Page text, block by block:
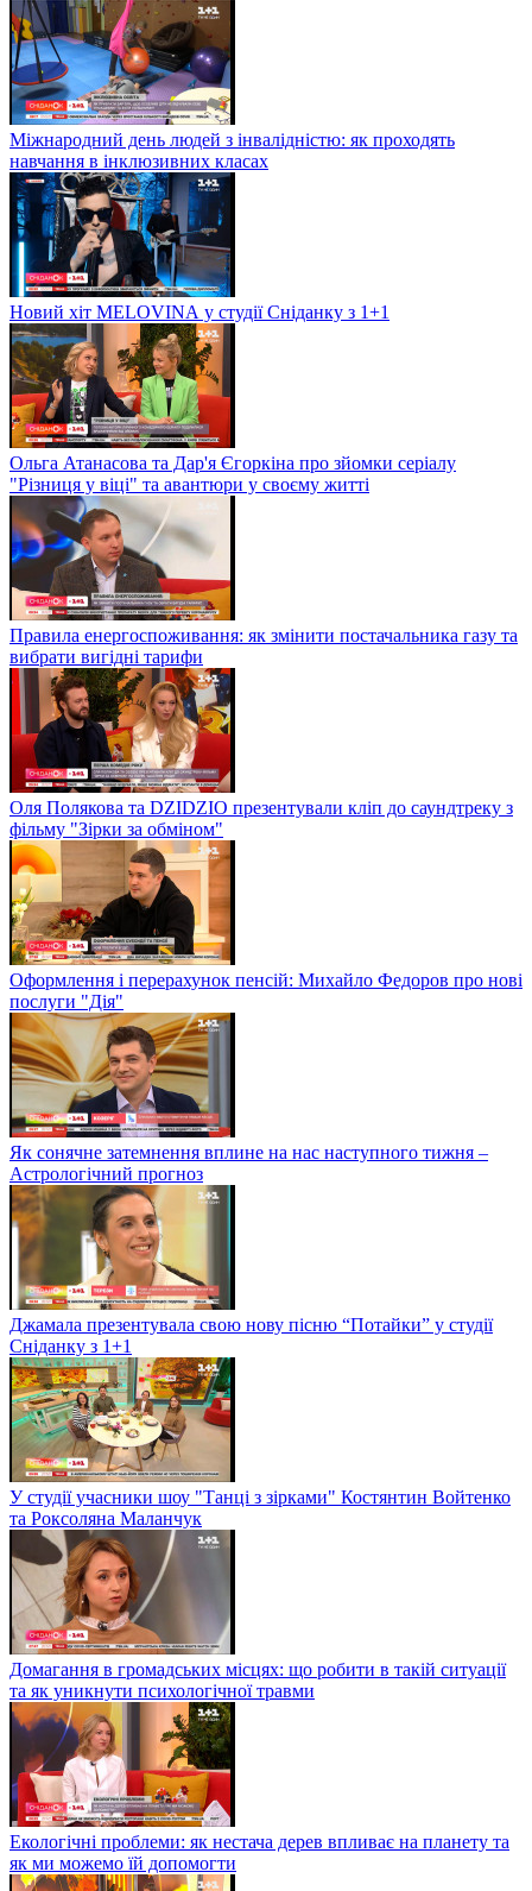
Міжнародний день людей з інвалідністю: як проходять
навчання в інклюзивних класах
Новий хіт MELOVINА у студії Сніданку з 1+1
Ольга Атанасова та Дар'я Єгоркіна про зйомки серіалу
"Різниця у віці" та авантюри у своєму житті
Правила енергоспоживання: як змінити постачальника газу та
вибрати вигідні тарифи
Оля Полякова та DZIDZIO презентували кліп до саундтреку з
фільму "Зірки за обміном"
Оформлення і перерахунок пенсій: Михайло Федоров про нові
послуги "Дія"
Як сонячне затемнення вплине на нас наступного тижня –
Астрологічний прогноз
Джамала презентувала свою нову пісню “Потайки” у студії
Сніданку з 1+1
У студії учасники шоу "Танці з зірками" Костянтин Войтенко
та Роксоляна Маланчук
Домагання в громадських місцях: що робити в такій ситуації
та як уникнути психологічної травми
Екологічні проблеми: як нестача дерев впливає на планету та
як ми можемо їй допомогти